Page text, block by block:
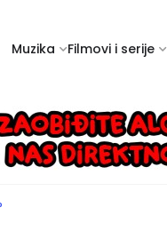
Muzika Filmovi i serije